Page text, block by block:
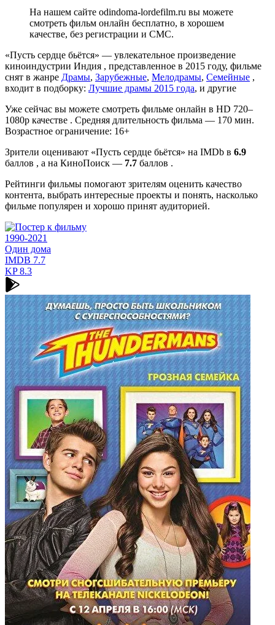
На нашем сайте odindoma-lordefilm.ru вы можете
смотреть фильм онлайн бесплатно, в хорошем
качестве, без регистрации и СМС.
«Пусть сердце бьётся» — увлекательное произведение
киноиндустрии Индия , представленное в 2015 году, фильме
снят в жанре Драмы, Зарубежные, Мелодрамы, Семейные ,
входит в подборку: Лучшие драмы 2015 года, и другие
Уже сейчас вы можете смотреть фильме онлайн в HD 720–
1080p качестве . Средняя длительность фильма — 170 мин.
Возрастное ограничение: 16+
Зрители оценивают «Пусть сердце бьётся» на IMDb в 6.9
баллов , а на КиноПоиск — 7.7 баллов .
Рейтинги фильмы помогают зрителям оценить качество
контента, выбрать интересные проекты и понять, насколько
фильме популярен и хорошо принят аудиторией.
1990-2021
Один дома
IMDB 7.7
KP8.3